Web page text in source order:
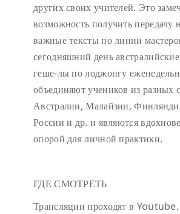
других своих учителей. Это
возможность получить передачу
важные тексты по линии
сегодняшний день
геше-лы по лоджонгу
объединяют учеников из разных
Австралии, Малайзии,
России и др. и являются
опорой для личной практики.
ГДЕ СМОТРЕТЬ
Трансляции проходят в Youtube.